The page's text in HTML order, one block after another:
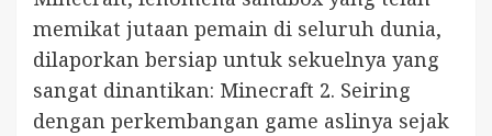
memikat jutaan pemain di seluruh dunia,
dilaporkan bersiap untuk sekuelnya yang
sangat dinantikan: Minecraft 2. Seiring
dengan perkembangan game aslinya sejak